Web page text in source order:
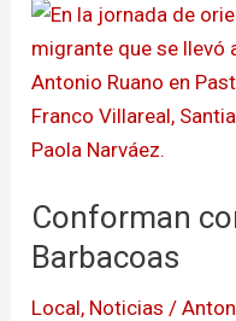
Conforman
Barbacoas
Local, Noticias /
Conforman
comité
de
salud
en